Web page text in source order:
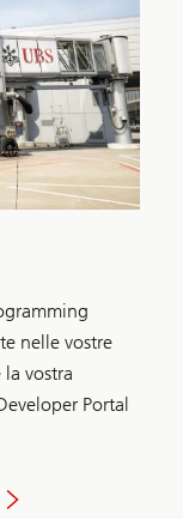
nelle vostre
vostra
Portal